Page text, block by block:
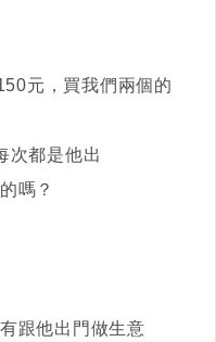
元，買我們兩個的
次都是他出
嗎？
跟他出門做生意